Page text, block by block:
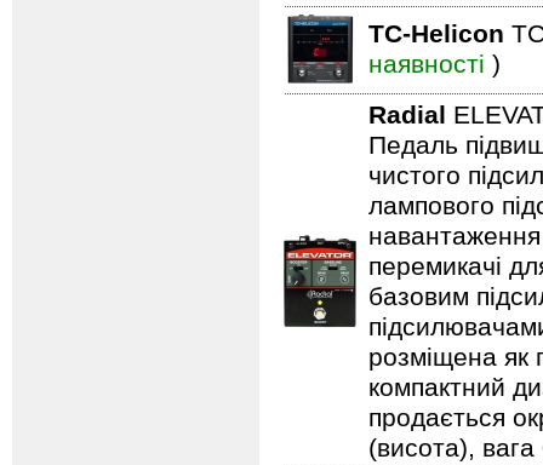
TC-Helicon
наявності )
Radial
Педаль
чистого
лампового
перемикачі
базовим
розміщена як
компактний
продається
(висота), вага